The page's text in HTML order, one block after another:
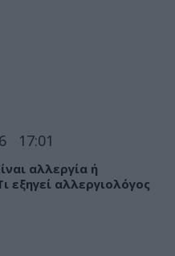
17:01
αλλεργία ή
εξηγεί αλλεργιολόγος